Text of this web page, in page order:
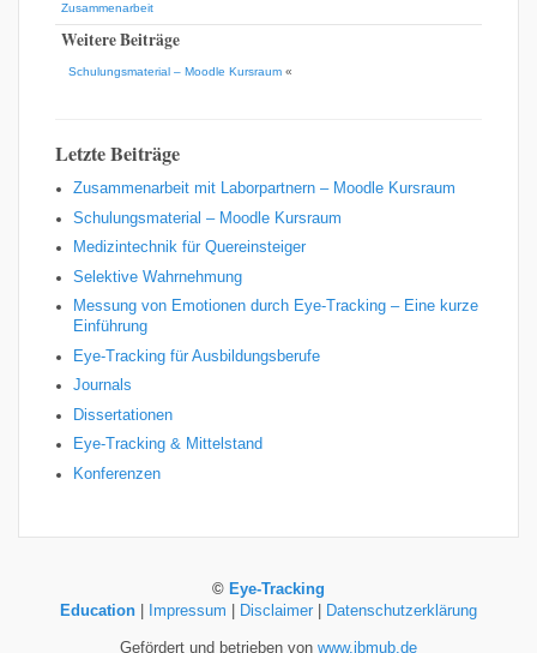
Zusammenarbeit
Weitere Beiträge
Schulungsmaterial – Moodle Kursraum «
Letzte Beiträge
Zusammenarbeit mit Laborpartnern – Moodle Kursraum
Schulungsmaterial – Moodle Kursraum
Medizintechnik für Quereinsteiger
Selektive Wahrnehmung
Messung von Emotionen durch Eye-Tracking – Eine kurze
Einführung
Eye-Tracking für Ausbildungsberufe
Journals
Dissertationen
Eye-Tracking & Mittelstand
Konferenzen
© Eye-Tracking
Education
Impressum Disclaimer Datenschutzerklärung
Gefördert und betrieben von www.jbmub.de